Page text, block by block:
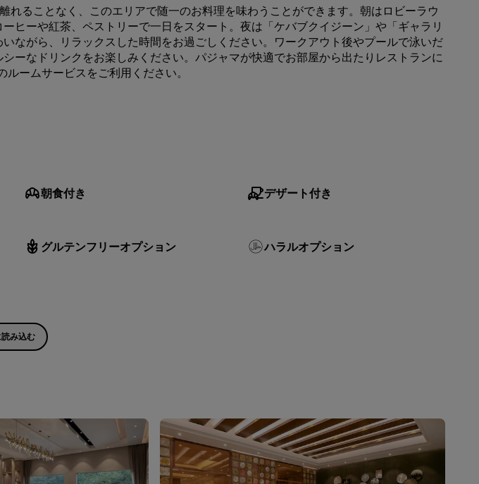
Radisson Hotels アプリ
Bookers and Planners
会員になる
ることなく、このエリアで随一のお料理を味わうことができます。朝はロビーラウ
ヒーや紅茶、ペストリーで一日をスタート。夜は「ケバブクイジーン」や「ギャラリ
ながら、リラックスした時間をお過ごしください。ワークアウト後やプールで泳いだ
ーなドリンクをお楽しみください。パジャマが快適でお部屋から出たりレストランに
ームサービスをご利用ください。
朝食付き デザート付き
グルテンフリーオプション ハラルオプション
み込む